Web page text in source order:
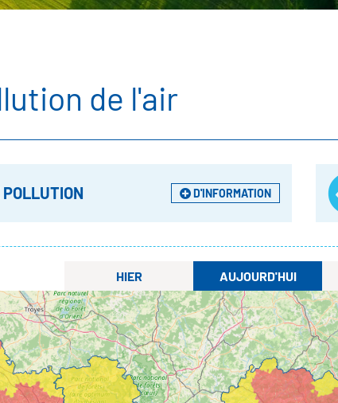
de l'air
D'INFORMATION
HIER AUJOURD'HUI